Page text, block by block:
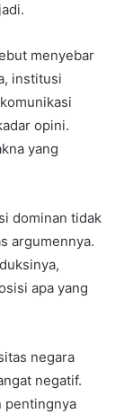
menyebar
institusi
opini.
yang
dominan tidak
argumennya.
apa yang
negara
negatif.
pentingnya